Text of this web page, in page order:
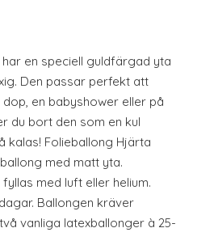
en speciell guldfärgad yta
Den passar perfekt att
en babyshower eller på
du bort den som en kul
kalas! Folieballong Hjärta
med matt yta.
med luft eller helium.
Ballongen kräver
vanliga latexballonger à 25-